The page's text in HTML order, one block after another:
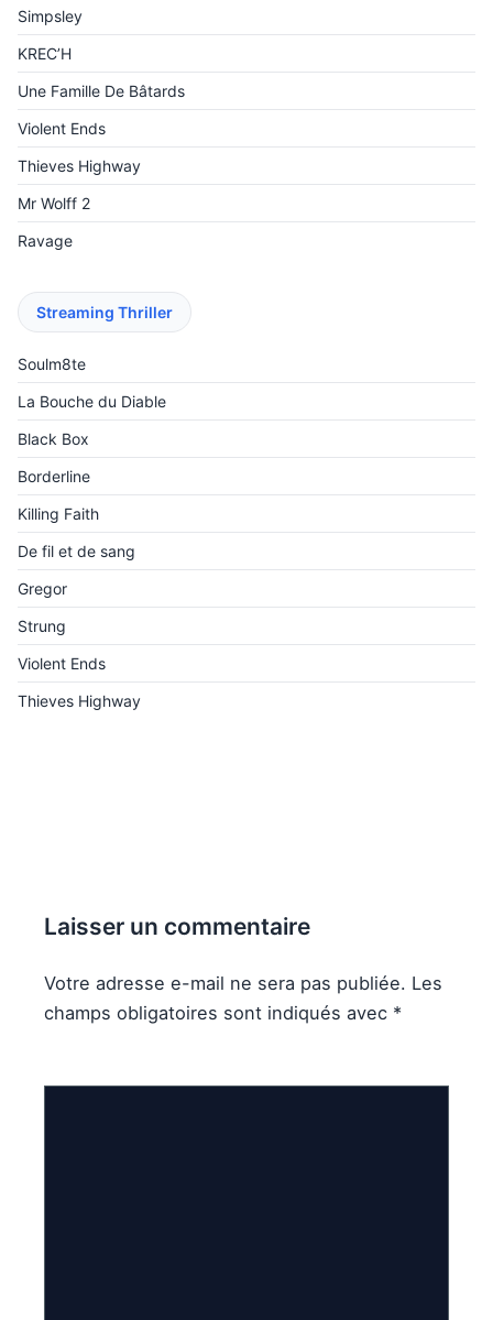
Simpsley
KREC’H
Une Famille De Bâtards
Violent Ends
Thieves Highway
Mr Wolff 2
Ravage
Streaming Thriller
Soulm8te
La Bouche du Diable
Black Box
Borderline
Killing Faith
De fil et de sang
Gregor
Strung
Violent Ends
Thieves Highway
Laisser un commentaire
Votre adresse e-mail ne sera pas publiée. Les
champs obligatoires sont indiqués avec *